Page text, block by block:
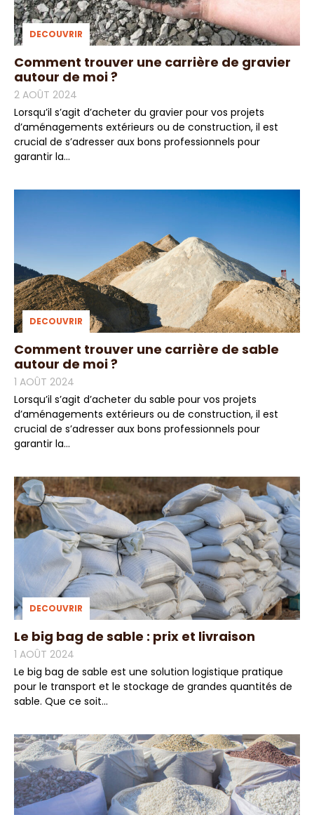
DECOUVRIR
Comment trouver une carrière de gravier
autour de moi ?
2 AOÛT 2024
Lorsqu’il s’agit d’acheter du gravier pour vos projets
d’aménagements extérieurs ou de construction, il est
crucial de s’adresser aux bons professionnels pour
garantir la...
DECOUVRIR
Comment trouver une carrière de sable
autour de moi ?
1 AOÛT 2024
Lorsqu’il s’agit d’acheter du sable pour vos projets
d’aménagements extérieurs ou de construction, il est
crucial de s’adresser aux bons professionnels pour
garantir la...
DECOUVRIR
Le big bag de sable : prix et livraison
1 AOÛT 2024
Le big bag de sable est une solution logistique pratique
pour le transport et le stockage de grandes quantités de
sable. Que ce soit...